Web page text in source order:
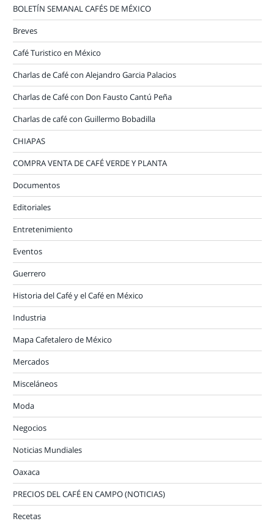
BOLETÍN SEMANAL CAFÉS DE MÉXICO
Breves
Café Turistico en México
Charlas de Café con Alejandro Garcia Palacios
Charlas de Café con Don Fausto Cantú Peña
Charlas de café con Guillermo Bobadilla
CHIAPAS
COMPRA VENTA DE CAFÉ VERDE Y PLANTA
Documentos
Editoriales
Entretenimiento
Eventos
Guerrero
Historia del Café y el Café en México
Industria
Mapa Cafetalero de México
Mercados
Misceláneos
Moda
Negocios
Noticias Mundiales
Oaxaca
PRECIOS DEL CAFÉ EN CAMPO (NOTICIAS)
Recetas